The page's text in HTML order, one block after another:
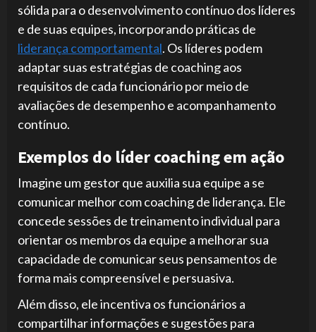
sólida para o desenvolvimento contínuo dos líderes
e de suas equipes, incorporando práticas de
liderança comportamental. Os líderes podem
adaptar suas estratégias de coaching aos
requisitos de cada funcionário por meio de
avaliações de desempenho e acompanhamento
contínuo.
Exemplos do líder coaching em ação
Imagine um gestor que auxilia sua equipe a se
comunicar melhor com coaching de liderança. Ele
concede sessões de treinamento individual para
orientar os membros da equipe a melhorar sua
capacidade de comunicar seus pensamentos de
forma mais compreensível e persuasiva.
Além disso, ele incentiva os funcionários a
compartilhar informações e sugestões para